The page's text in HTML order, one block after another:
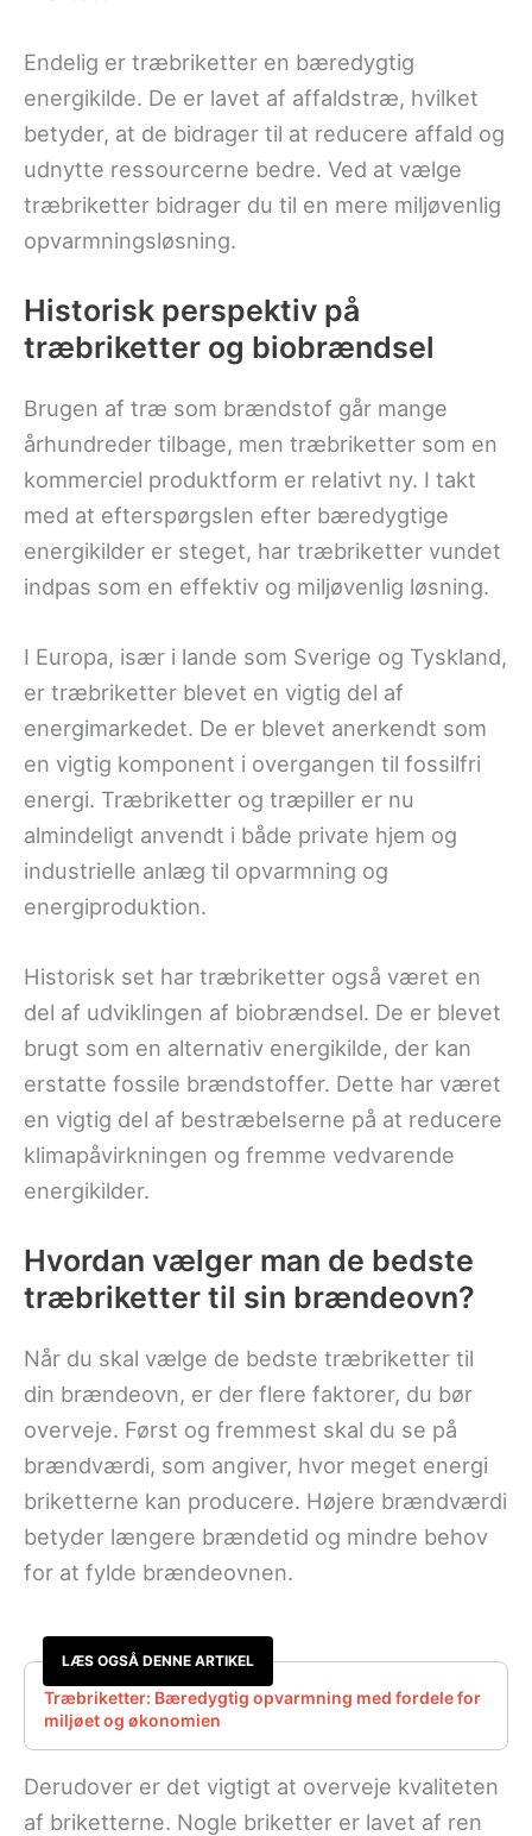
Endelig er træbriketter en bæredygtig
energikilde. De er lavet af affaldstræ, hvilket
betyder, at de bidrager til at reducere affald og
udnytte ressourcerne bedre. Ved at vælge
træbriketter bidrager du til en mere miljøvenlig
opvarmningsløsning.
Historisk perspektiv på
træbriketter og biobrændsel
Brugen af træ som brændstof går mange
århundreder tilbage, men træbriketter som en
kommerciel produktform er relativt ny. I takt
med at efterspørgslen efter bæredygtige
energikilder er steget, har træbriketter vundet
indpas som en effektiv og miljøvenlig løsning.
I Europa, især i lande som Sverige og Tyskland,
er træbriketter blevet en vigtig del af
energimarkedet. De er blevet anerkendt som
en vigtig komponent i overgangen til fossilfri
energi. Træbriketter og træpiller er nu
almindeligt anvendt i både private hjem og
industrielle anlæg til opvarmning og
energiproduktion.
Historisk set har træbriketter også været en
del af udviklingen af biobrændsel. De er blevet
brugt som en alternativ energikilde, der kan
erstatte fossile brændstoffer. Dette har været
en vigtig del af bestræbelserne på at reducere
klimapåvirkningen og fremme vedvarende
energikilder.
Hvordan vælger man de bedste
træbriketter til sin brændeovn?
Når du skal vælge de bedste træbriketter til
din brændeovn, er der flere faktorer, du bør
overveje. Først og fremmest skal du se på
brændværdi, som angiver, hvor meget energi
briketterne kan producere. Højere brændværdi
betyder længere brændetid og mindre behov
for at fylde brændeovnen.
LÆS OGSÅ DENNE ARTIKEL
Træbriketter: Bæredygtig opvarmning med fordele for
miljøet og økonomien
Derudover er det vigtigt at overveje kvaliteten
af briketterne. Nogle briketter er lavet af ren